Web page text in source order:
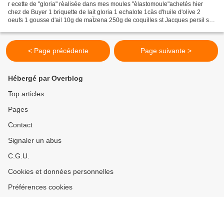
r ecette de "gloria" rèalisée dans mes moules "èlastomoule"achetés hier
chez de Buyer 1 briquette de lait gloria 1 echalote 1càs d'huile d'olive 2
oeufs 1 gousse d'ail 10g de maÏzena 250g de coquilles st Jacques persil sel
< Page précédente Page suivante >
Hébergé par Overblog
Top articles
Pages
Contact
Signaler un abus
C.G.U.
Cookies et données personnelles
Préférences cookies